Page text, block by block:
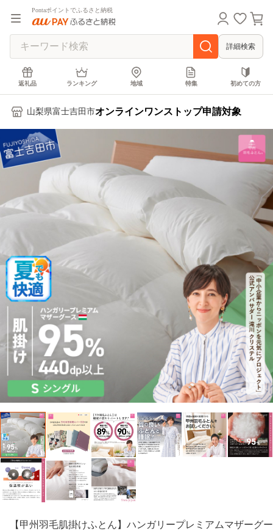
Pontaポイントでふるさと納税
詳細検索
返礼品 ランキング 地域 特集 初めての方
山梨県富士吉田市オンラインワンストップ申請対象
【甲州羽毛肌掛けふとん】ハンガリープレミアムマザーグー